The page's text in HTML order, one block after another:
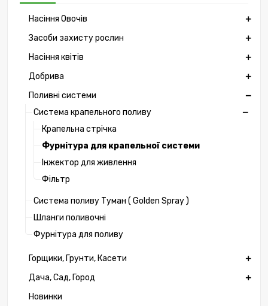
Насіння Овочів
Засоби захисту рослин
Насіння квітів
Добрива
Поливні системи
Система крапельного поливу
Крапельна стрічка
Фурнітура для крапельної системи
Інжектор для живлення
Фільтр
Система поливу Туман ( Golden Spray )
Шланги поливочні
Фурнітура для поливу
Горщики, Грунти, Касети
Дача, Сад, Город
Новинки